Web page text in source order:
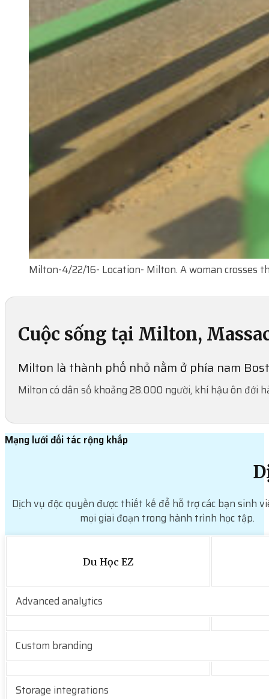
Milton-4/22/16- Location- Milton. A woman crosses
Cuộc sống tại Milton,
Milton là thành phố nhỏ nằm ở phía nam
Milton có dân số khoảng 28.000 người, khí hậu ôn đới
Mạng lưới đối tác rộng khắp
Dịch vụ độc quyền được thiết kế để hỗ trợ các bạn sinh
mọi giai đoạn trong hành trình học tập.
Du Học EZ
Advanced analytics
Custom branding
Storage integrations